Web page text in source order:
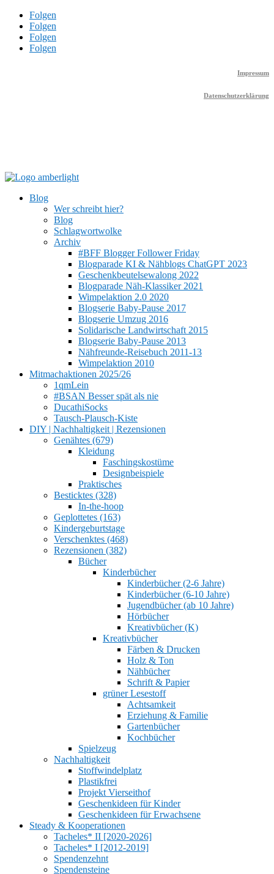
Folgen
Folgen
Folgen
Folgen
Impressum
Datenschutzerklärung
Blog
Wer schreibt hier?
Blog
Schlagwortwolke
Archiv
#BFF Blogger Follower Friday
Blogparade KI & Nähblogs ChatGPT 2023
Geschenkbeutelsewalong 2022
Blogparade Näh-Klassiker 2021
Wimpelaktion 2.0 2020
Blogserie Baby-Pause 2017
Blogserie Umzug 2016
Solidarische Landwirtschaft 2015
Blogserie Baby-Pause 2013
Nähfreunde-Reisebuch 2011-13
Wimpelaktion 2010
Mitmachaktionen 2025/26
1qmLein
#BSAN Besser spät als nie
DucathiSocks
Tausch-Plausch-Kiste
DIY | Nachhaltigkeit | Rezensionen
Genähtes (679)
Kleidung
Faschingskostüme
Designbeispiele
Praktisches
Besticktes (328)
In-the-hoop
Geplottetes (163)
Kindergeburtstage
Verschenktes (468)
Rezensionen (382)
Bücher
Kinderbücher
Kinderbücher (2-6 Jahre)
Kinderbücher (6-10 Jahre)
Jugendbücher (ab 10 Jahre)
Hörbücher
Kreativbücher (K)
Kreativbücher
Färben & Drucken
Holz & Ton
Nähbücher
Schrift & Papier
grüner Lesestoff
Achtsamkeit
Erziehung & Familie
Gartenbücher
Kochbücher
Spielzeug
Nachhaltigkeit
Stoffwindelplatz
Plastikfrei
Projekt Vierseithof
Geschenkideen für Kinder
Geschenkideen für Erwachsene
Steady & Kooperationen
Tacheles* II [2020-2026]
Tacheles* I [2012-2019]
Spendenzehnt
Spendensteine